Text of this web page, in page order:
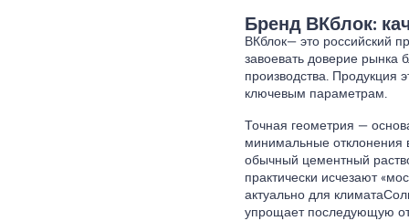
Бренд ВКблок:
ВКблок— это российский
завоевать доверие рынка
производства. Продукция
ключевым параметрам.
Точная геометрия —
минимальные отклонения
обычный цементный
практически исчезают
актуально для климата
упрощает последующую